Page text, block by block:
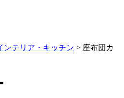
ンテリア・キッチン > 座布団カ